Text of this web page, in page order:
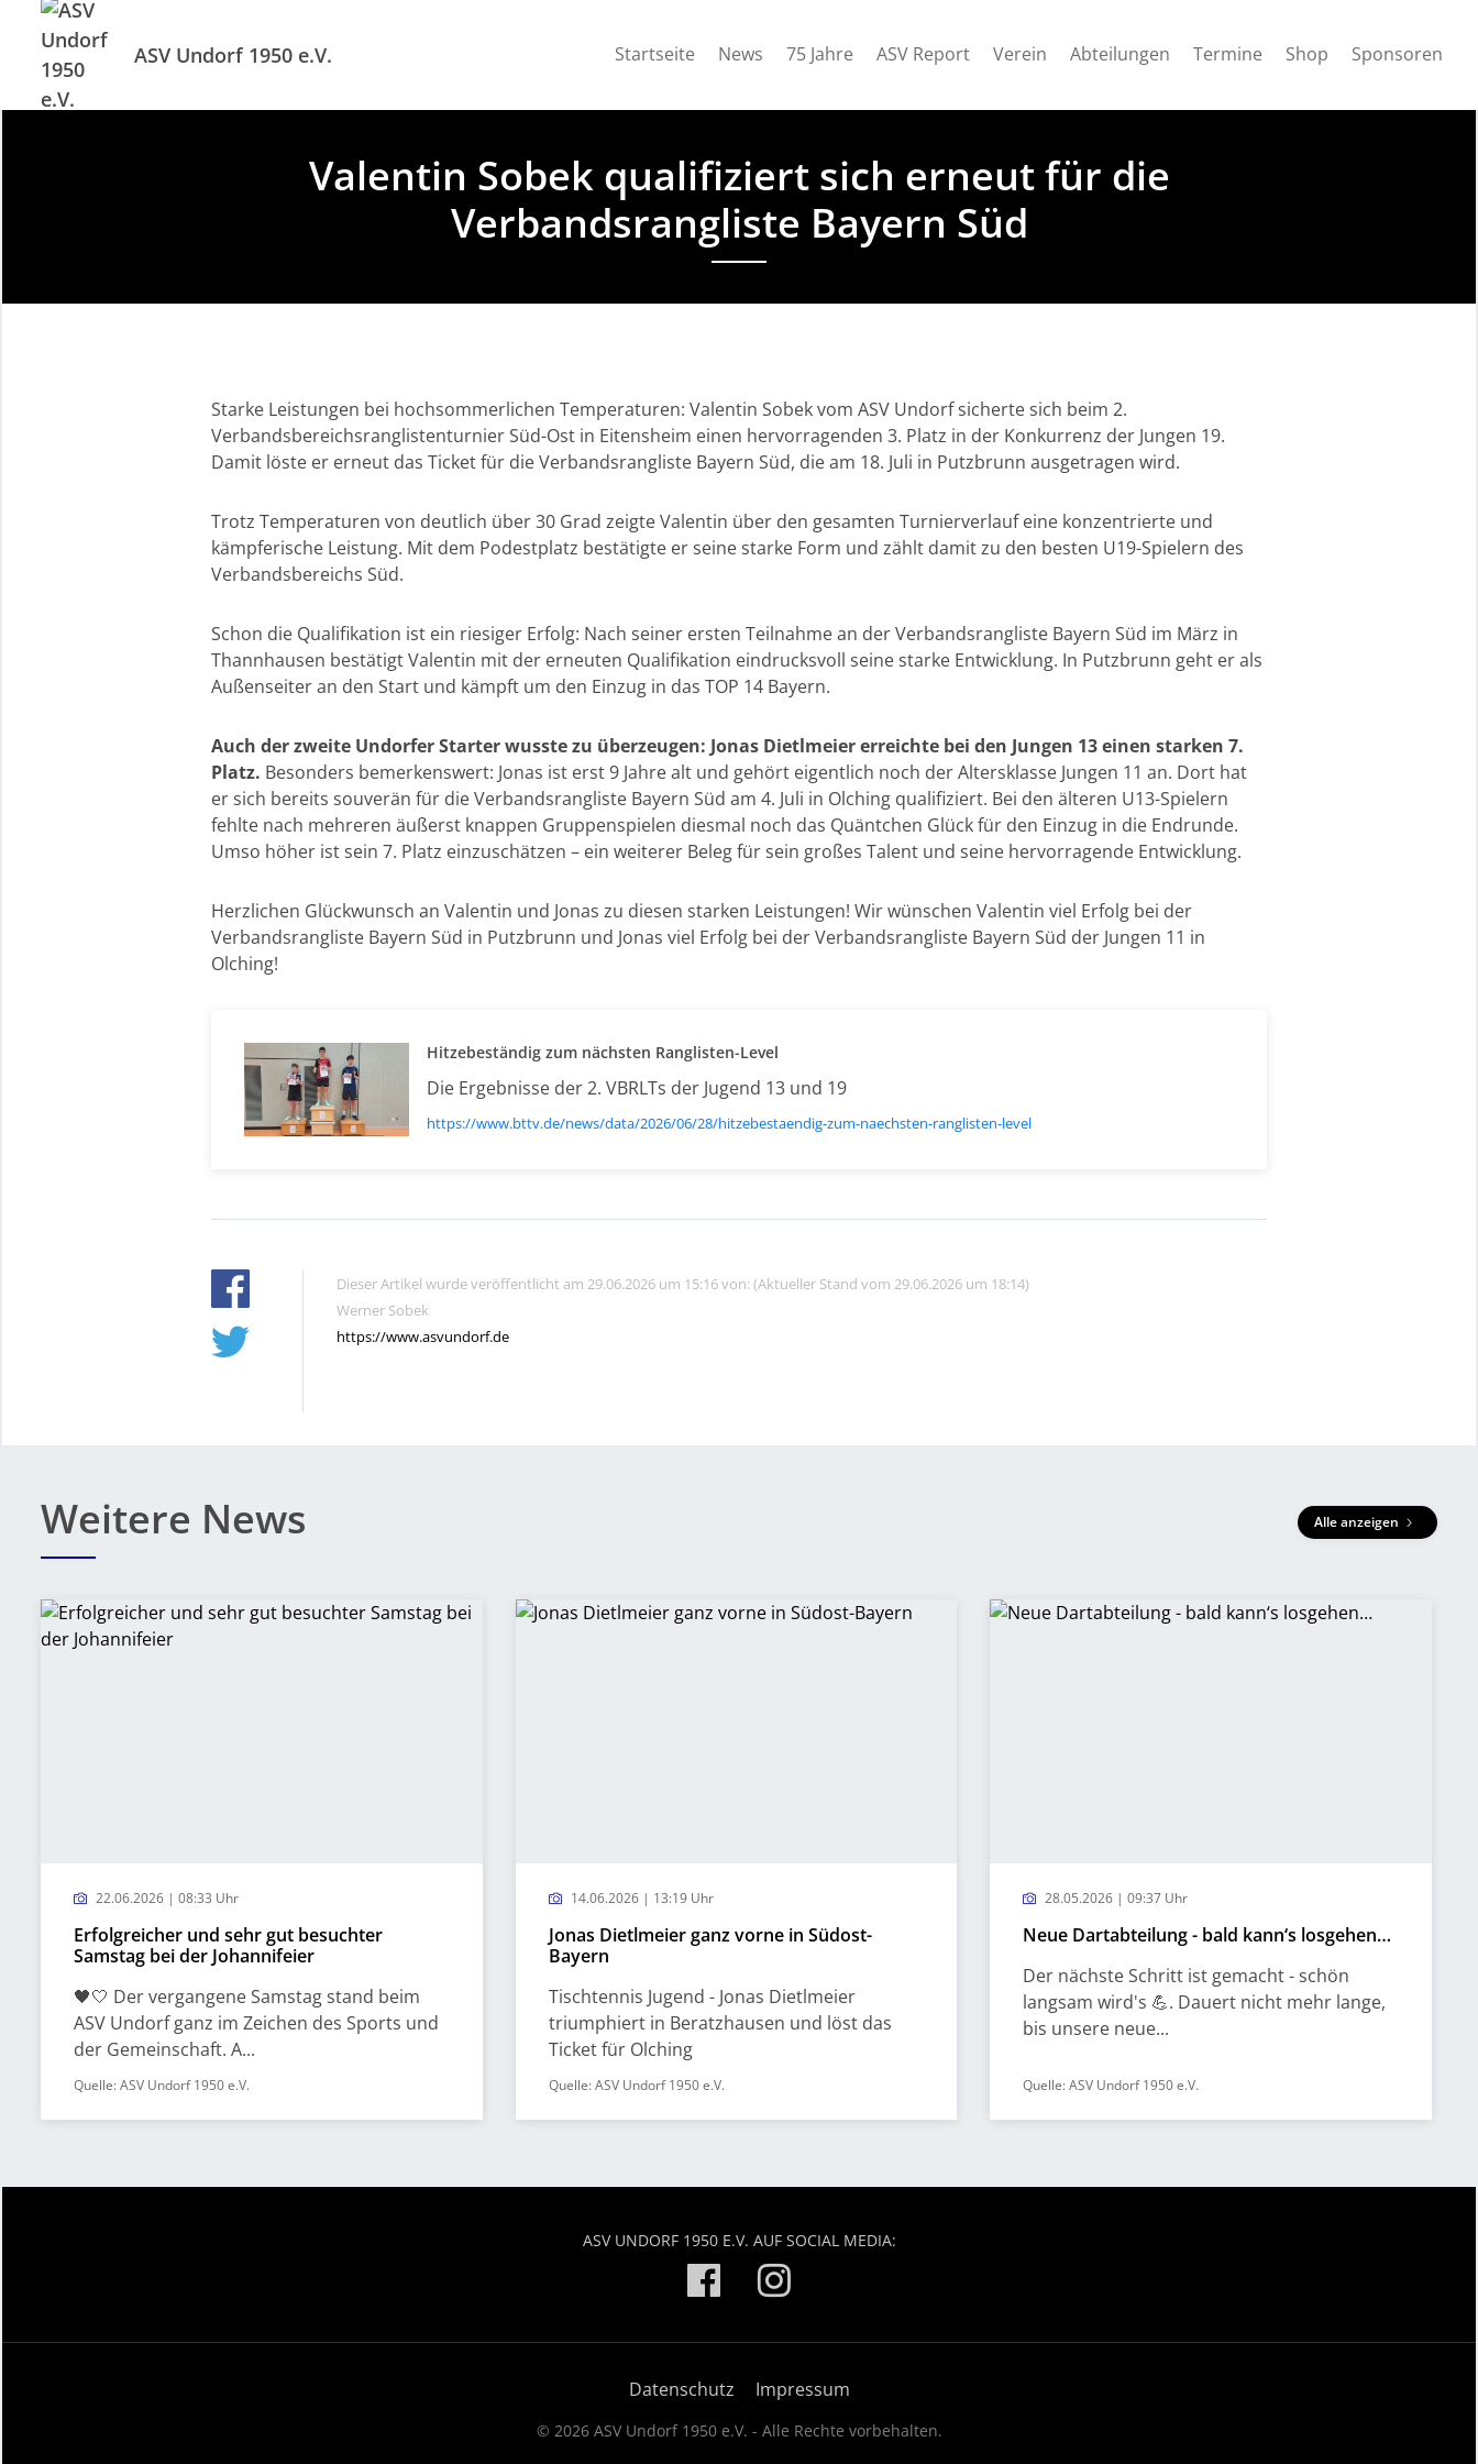
ASV Undorf 1950 e.V. Startseite News 75 Jahre ASV Report Verein Abteilungen Termine Shop Sponsoren
Valentin Sobek qualifiziert sich erneut für die
Verbandsrangliste Bayern Süd
Starke Leistungen bei hochsommerlichen Temperaturen: Valentin Sobek vom ASV Undorf sicherte sich beim 2.
Verbandsbereichsranglistenturnier Süd-Ost in Eitensheim einen hervorragenden 3. Platz in der Konkurrenz der Jungen 19.
Damit löste er erneut das Ticket für die Verbandsrangliste Bayern Süd, die am 18. Juli in Putzbrunn ausgetragen wird.
Trotz Temperaturen von deutlich über 30 Grad zeigte Valentin über den gesamten Turnierverlauf eine konzentrierte und
kämpferische Leistung. Mit dem Podestplatz bestätigte er seine starke Form und zählt damit zu den besten U19-Spielern des
Verbandsbereichs Süd.
Schon die Qualifikation ist ein riesiger Erfolg: Nach seiner ersten Teilnahme an der Verbandsrangliste Bayern Süd im März in
Thannhausen bestätigt Valentin mit der erneuten Qualifikation eindrucksvoll seine starke Entwicklung. In Putzbrunn geht er als
Außenseiter an den Start und kämpft um den Einzug in das TOP 14 Bayern.
Auch der zweite Undorfer Starter wusste zu überzeugen: Jonas Dietlmeier erreichte bei den Jungen 13 einen starken 7.
Platz. Besonders bemerkenswert: Jonas ist erst 9 Jahre alt und gehört eigentlich noch der Altersklasse Jungen 11 an. Dort hat
er sich bereits souverän für die Verbandsrangliste Bayern Süd am 4. Juli in Olching qualifiziert. Bei den älteren U13-Spielern
fehlte nach mehreren äußerst knappen Gruppenspielen diesmal noch das Quäntchen Glück für den Einzug in die Endrunde.
Umso höher ist sein 7. Platz einzuschätzen – ein weiterer Beleg für sein großes Talent und seine hervorragende Entwicklung.
Herzlichen Glückwunsch an Valentin und Jonas zu diesen starken Leistungen! Wir wünschen Valentin viel Erfolg bei der
Verbandsrangliste Bayern Süd in Putzbrunn und Jonas viel Erfolg bei der Verbandsrangliste Bayern Süd der Jungen 11 in
Olching!
Hitzebeständig zum nächsten Ranglisten-Level
Die Ergebnisse der 2. VBRLTs der Jugend 13 und 19
https://www.bttv.de/news/data/2026/06/28/hitzebestaendig-zum-naechsten-ranglisten-level
Dieser Artikel wurde veröffentlicht am 29.06.2026 um 15:16 von: (Aktueller Stand vom 29.06.2026 um 18:14)
Werner Sobek
https://www.asvundorf.de
Weitere News Alle anzeigen
22.06.2026 | 08:33 Uhr
Erfolgreicher und sehr gut besuchter
Samstag bei der Johannifeier
🖤🤍 Der vergangene Samstag stand beim
ASV Undorf ganz im Zeichen des Sports und
der Gemeinschaft. A...
Quelle: ASV Undorf 1950 e.V.
14.06.2026 | 13:19 Uhr
Jonas Dietlmeier ganz vorne in Südost-
Bayern
Tischtennis Jugend - Jonas Dietlmeier
triumphiert in Beratzhausen und löst das
Ticket für Olching
Quelle: ASV Undorf 1950 e.V.
28.05.2026 | 09:37 Uhr
Neue Dartabteilung - bald kann‘s losgehen…
Der nächste Schritt ist gemacht - schön
langsam wird's 💪. Dauert nicht mehr lange,
bis unsere neue...
Quelle: ASV Undorf 1950 e.V.
ASV UNDORF 1950 E.V. AUF SOCIAL MEDIA:
Datenschutz Impressum
© 2026 ASV Undorf 1950 e.V. - Alle Rechte vorbehalten.